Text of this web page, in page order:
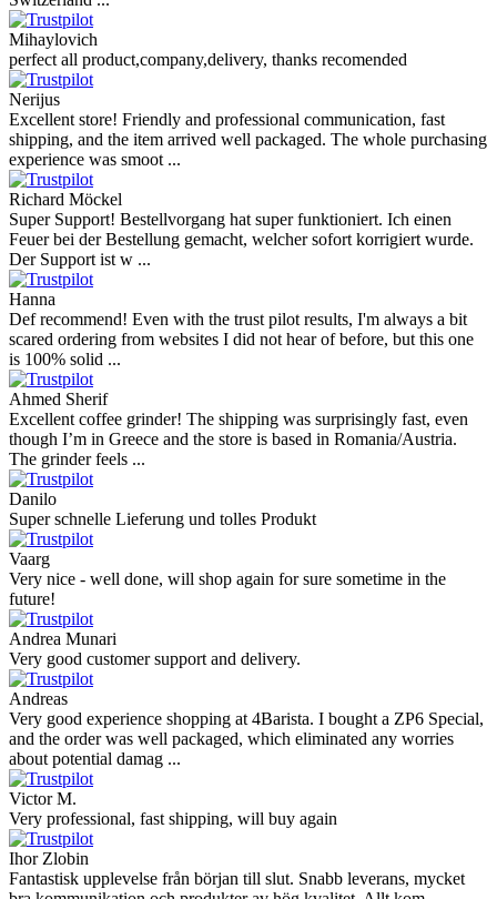
Mihaylovich
perfect all product,company,delivery, thanks recomended
Nerijus
Excellent store! Friendly and professional communication, fast
shipping, and the item arrived well packaged. The whole purchasing
experience was smoot ...
Richard Möckel
Super Support! Bestellvorgang hat super funktioniert. Ich einen
Feuer bei der Bestellung gemacht, welcher sofort korrigiert wurde.
Der Support ist w ...
Hanna
Def recommend! Even with the trust pilot results, I'm always a bit
scared ordering from websites I did not hear of before, but this one
is 100% solid ...
Ahmed Sherif
Excellent coffee grinder! The shipping was surprisingly fast, even
though I’m in Greece and the store is based in Romania/Austria.
The grinder feels ...
Danilo
Super schnelle Lieferung und tolles Produkt
Vaarg
Very nice - well done, will shop again for sure sometime in the
future!
Andrea Munari
Very good customer support and delivery.
Andreas
Very good experience shopping at 4Barista. I bought a ZP6 Special,
and the order was well packaged, which eliminated any worries
about potential damag ...
Victor M.
Very professional, fast shipping, will buy again
Ihor Zlobin
Fantastisk upplevelse från början till slut. Snabb leverans, mycket